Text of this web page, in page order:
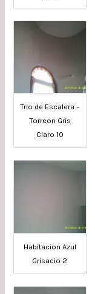
Trio de Escalera –
Torreon Gris
Claro 10
Habitacion Azul
Grisacio 2